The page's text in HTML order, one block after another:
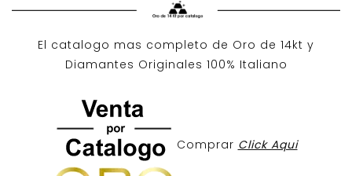
El catalogo mas completo de Oro de 14kt y
Diamantes Originales 100% Italiano
Comprar Click Aqui